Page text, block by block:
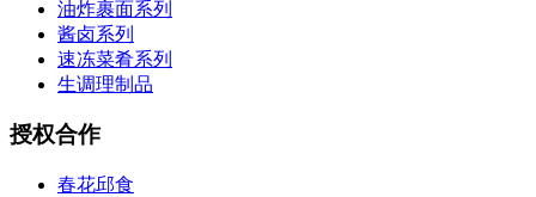
油炸裹面系列
酱卤系列
速冻菜肴系列
生调理制品
授权合作
春花邱食